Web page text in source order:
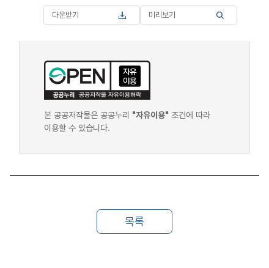
다운받기 미리보기
본 공공저작물은 공공누리 "자유이용" 조건에 따라
이용할 수 있습니다.